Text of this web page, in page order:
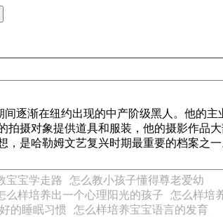
间逐渐在纽约出现的中产阶级黑人。他的
摄对象提供道具和服装，他的摄影作品
，是哈勒姆文艺复兴时期最重要的档案之
宝宝学走路
怎么教小孩子懂得尊老爱幼
么样培养出一个心理阳光的孩子
怎么样培
的睡眠习惯 怎么样培养宝宝语言的发育